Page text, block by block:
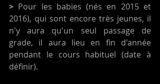
> Pour les babies (nés en 2015 et
2016), qui sont encore très jeunes, il
n'y aura qu'un seul passage de
grade, il aura lieu en fin d'année
pendant le cours habituel (date à
définir).